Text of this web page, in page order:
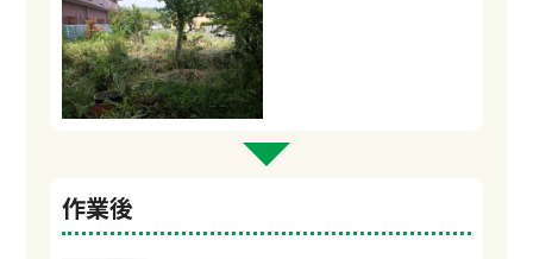
作業後